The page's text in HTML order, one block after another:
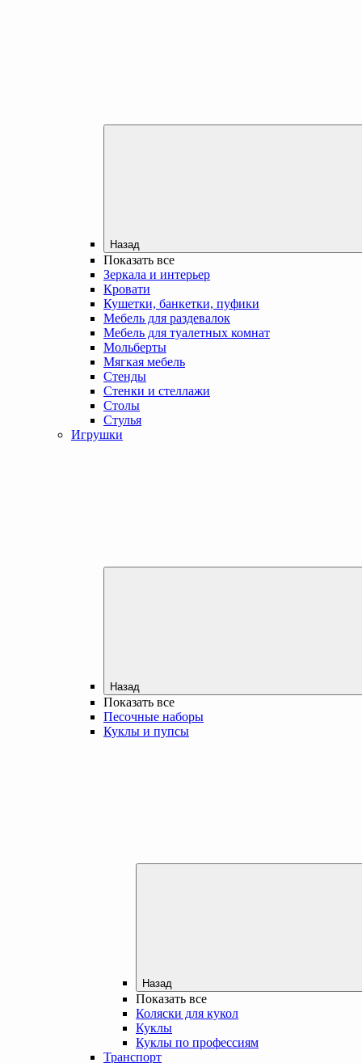
Назад
Показать все
Зеркала и интерьер
Кровати
Кушетки, банкетки, пуфики
Мебель для раздевалок
Мебель для туалетных комнат
Мольберты
Мягкая мебель
Стенды
Стенки и стеллажи
Столы
Стулья
Игрушки
Назад
Показать все
Песочные наборы
Куклы и пупсы
Назад
Показать все
Коляски для кукол
Куклы
Куклы по профессиям
Транспорт